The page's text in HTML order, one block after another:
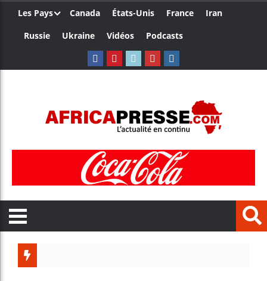
Les Pays Canada États-Unis France
Iran
Russie
Ukraine Vidéos Podcasts